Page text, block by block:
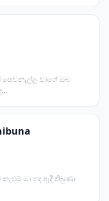
වාගේ ඔබ
මා හද ඇදී තිබුණා